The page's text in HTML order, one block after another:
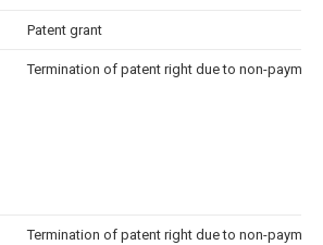
Patent grant
Termination of patent right due to non-
Termination of patent right due to non-